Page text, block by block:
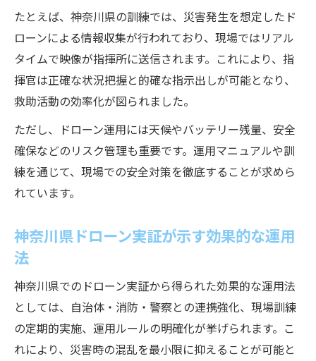
たとえば、神奈川県の訓練では、災害発生を想定したド
ローンによる情報収集が行われており、現場ではリアル
タイムで映像が指揮所に送信されます。これにより、指
揮官は正確な状況把握と的確な指示出しが可能となり、
救助活動の効率化が図られました。
ただし、ドローン運用には天候やバッテリー残量、安全
確保などのリスク管理も重要です。運用マニュアルや訓
練を通じて、現場での安全対策を徹底することが求めら
れています。
神奈川県ドローン実証が示す効果的な運用
法
神奈川県でのドローン実証から得られた効果的な運用法
としては、自治体・消防・警察との連携強化、現場訓練
の定期的実施、運用ルールの明確化が挙げられます。こ
れにより、災害時の混乱を最小限に抑えることが可能と